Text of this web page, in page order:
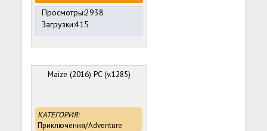
Просмотры:2938
Загрузки:415
Maize (2016) PC (v.1285)
КАТЕГОРИЯ:
Приключения/Adventure